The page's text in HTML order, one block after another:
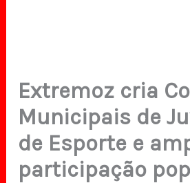
Extremoz cria
Municipais de
de Esporte e
participação